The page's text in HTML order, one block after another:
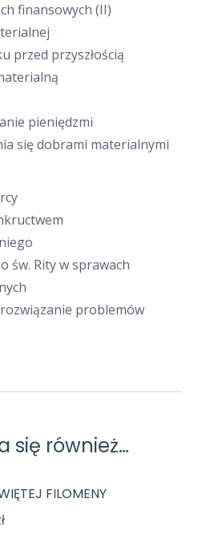
finansowych (II)
przed przyszłością
pieniędzmi
się dobrami materialnymi
św. Rity w sprawach
problemów
się również…
FILOMENY